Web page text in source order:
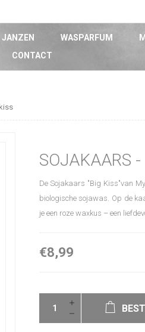
JANZEN WASPARFUM
CONTACT
SOJAKAARS
De Sojakaars "Big Kiss"van
biologische sojawas. Op de
je een roze waxkus – een
€8,99